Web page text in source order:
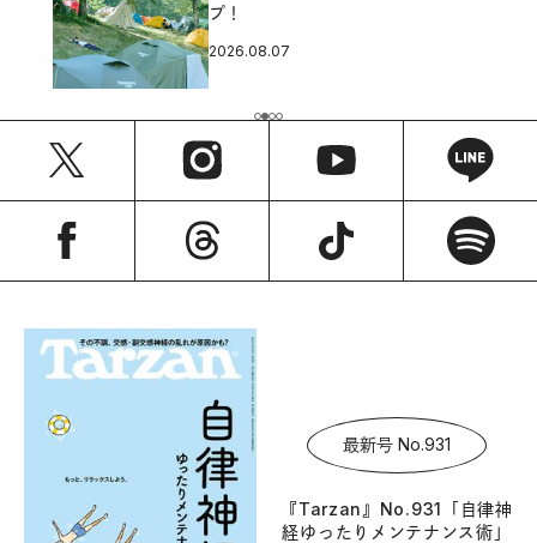
プ！
2026.08.07
最新号 No.931
『Tarzan』No.931「自律神
経ゆったりメンテナンス術」